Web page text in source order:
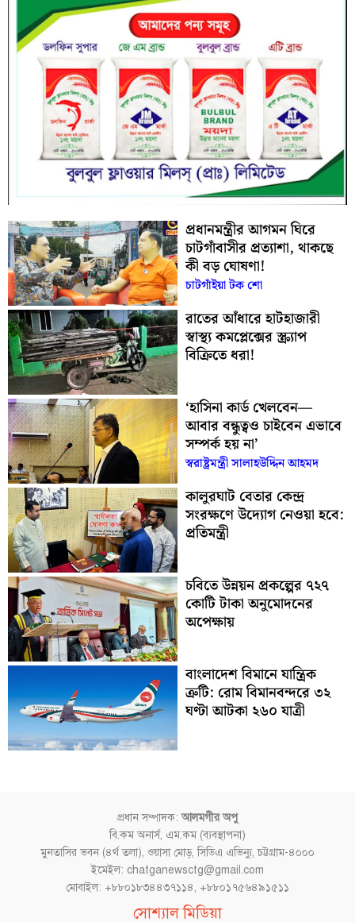
প্রধানমন্ত্রীর আগমন ঘিরে
চাটগাঁবাসীর প্রত্যাশা, থাকছে
কী বড় ঘোষণা!
চাটগাঁইয়া টক শো
রাতের আঁধারে হাটহাজারী
স্বাস্থ্য কমপ্লেক্সের স্ক্র্যাপ
বিক্রিতে ধরা!
‘হাসিনা কার্ড খেলবেন—
আবার বন্ধুত্বও চাইবেন এভাবে
সম্পর্ক হয় না’
স্বরাষ্ট্রমন্ত্রী সালাহউদ্দিন আহমদ
কালুরঘাট বেতার কেন্দ্র
সংরক্ষণে উদ্যোগ নেওয়া হবে:
প্রতিমন্ত্রী
চবিতে উন্নয়ন প্রকল্পের ৭২৭
কোটি টাকা অনুমোদনের
অপেক্ষায়
বাংলাদেশ বিমানে যান্ত্রিক
ত্রুটি: রোম বিমানবন্দরে ৩২
ঘণ্টা আটকা ২৬০ যাত্রী
প্রধান সম্পাদক:আলমগীর অপু
বি.কম অনার্স, এম.কম (ব্যবস্থাপনা)
মুনতাসির ভবন (৪র্থ তলা), ওয়াসা মোড়, সিডিএ এভিন্যু, চট্টগ্রাম-৪০০০
ইমেইল: chatganewsctg@gmail.com
মোবাইল: +৮৮০১৮৩৪৪৩৭১১৪, +৮৮০১৭৫৬৪৯১৫১১
সোশ্যাল মিডিয়া
Facebook
YouTube
Instagram
TikTok